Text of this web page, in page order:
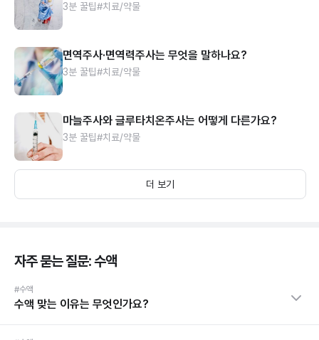
3분 꿀팁#치료/약물
면역주사·면역력주사는 무엇을 말하나요?
3분 꿀팁#치료/약물
마늘주사와 글루타치온주사는 어떻게 다른가요?
3분 꿀팁#치료/약물
더 보기
자주 묻는 질문: 수액
#수액
수액 맞는 이유는 무엇인가요?